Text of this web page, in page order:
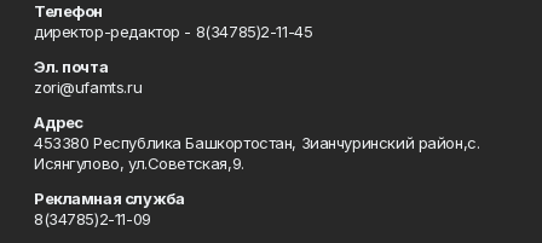
Телефон
директор-редактор - 8(34785)2-11-45
Эл. почта
zori@ufamts.ru
Адрес
453380 Республика Башкортостан, Зианчуринский район,с.
Исянгулово, ул.Советская,9.
Рекламная служба
8(34785)2-11-09